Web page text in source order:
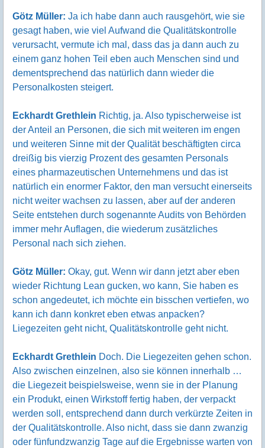
Götz Müller: Ja ich habe dann auch rausgehört, wie sie
gesagt haben, wie viel Aufwand die Qualitätskontrolle
verursacht, vermute ich mal, dass das ja dann auch zu
einem ganz hohen Teil eben auch Menschen sind und
dementsprechend das natürlich dann wieder die
Personalkosten steigert.
Eckhardt Grethlein Richtig, ja. Also typischerweise ist
der Anteil an Personen, die sich mit weiteren im engen
und weiteren Sinne mit der Qualität beschäftigten circa
dreißig bis vierzig Prozent des gesamten Personals
eines pharmazeutischen Unternehmens und das ist
natürlich ein enormer Faktor, den man versucht einerseits
nicht weiter wachsen zu lassen, aber auf der anderen
Seite entstehen durch sogenannte Audits von Behörden
immer mehr Auflagen, die wiederum zusätzliches
Personal nach sich ziehen.
Götz Müller: Okay, gut. Wenn wir dann jetzt aber eben
wieder Richtung Lean gucken, wo kann, Sie haben es
schon angedeutet, ich möchte ein bisschen vertiefen, wo
kann ich dann konkret eben etwas anpacken?
Liegezeiten geht nicht, Qualitätskontrolle geht nicht.
Eckhardt Grethlein Doch. Die Liegezeiten gehen schon.
Also zwischen einzelnen, also sie können innerhalb …
die Liegezeit beispielsweise, wenn sie in der Planung
ein Produkt, einen Wirkstoff fertig haben, der verpackt
werden soll, entsprechend dann durch verkürzte Zeiten in
der Qualitätskontrolle. Also nicht, dass sie dann zwanzig
oder fünfundzwanzig Tage auf die Ergebnisse warten von